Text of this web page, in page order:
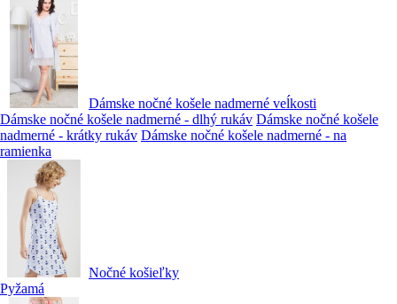
Dámske nočné košele nadmerné veĺkosti
Dámske nočné košele nadmerné - dlhý rukáv Dámske nočné košele
nadmerné - krátky rukáv Dámske nočné košele nadmerné - na
ramienka
Nočné košieľky
Pyžamá